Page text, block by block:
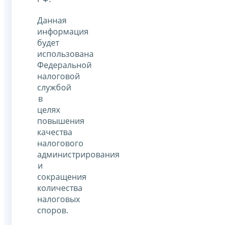
Данная
информация
будет
использована
Федеральной
налоговой
службой
в
целях
повышения
качества
налогового
администрирования
и
сокращения
количества
налоговых
споров.